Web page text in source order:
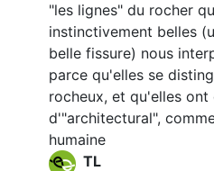
"les lignes" du rocher
instinctivement belles
belle fissure) nous
parce qu'elles se
rocheux, et qu'elles ont
d'"architectural",
humaine
TL